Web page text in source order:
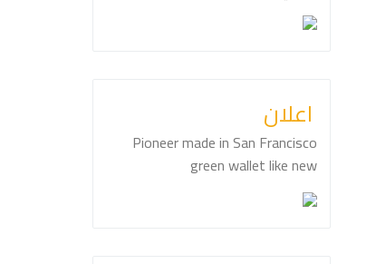
اعلان
Pioneer made in San Francisco
green wallet like new